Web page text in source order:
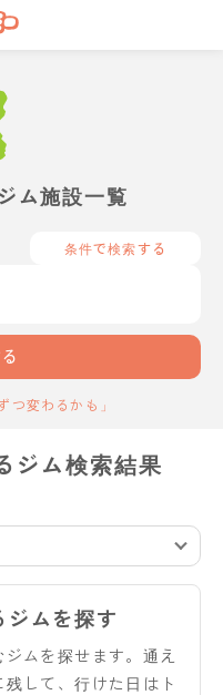
ム施設一覧
条件で検索する
つ変わるかも」
ジム検索結果
ムを探す
ムを探せます。通え
して、行けた日はト